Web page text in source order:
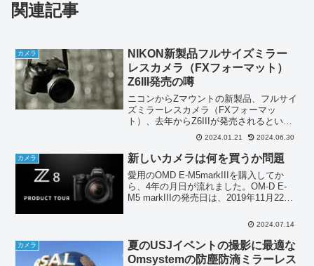
関連記事
カメラ
NIKON新製品フルサイズミラー
レスカメラ（FXフォーマット）
Z6III発売の噂
ニコンからZマウントの新製品、フルサイ
ズミラーレスカメラ（FXフォーマッ
ト）、去年からZ6IIIが発売されるという
噂が飛び交っています。噂は真実味を帯
びてきています。Z6が出たのが2018年11
月、Z6IIが出たのが2020年11月。ニコ
ン...
2024.01.21 2024.06.30
カメラ 新しいカメラは何を買うか問題
愛用のOMD E-M5markIIIを購入してか
ら、4年の月日が流れました。OM-D E-
M5 markIIIの発売日は、2019年11月22
様。4年も使い倒しているものの、まだま
2024.07.14
カメラ
夏のUSJイベントの撮影に最適な
Omsystemの防塵防滴ミラーレス